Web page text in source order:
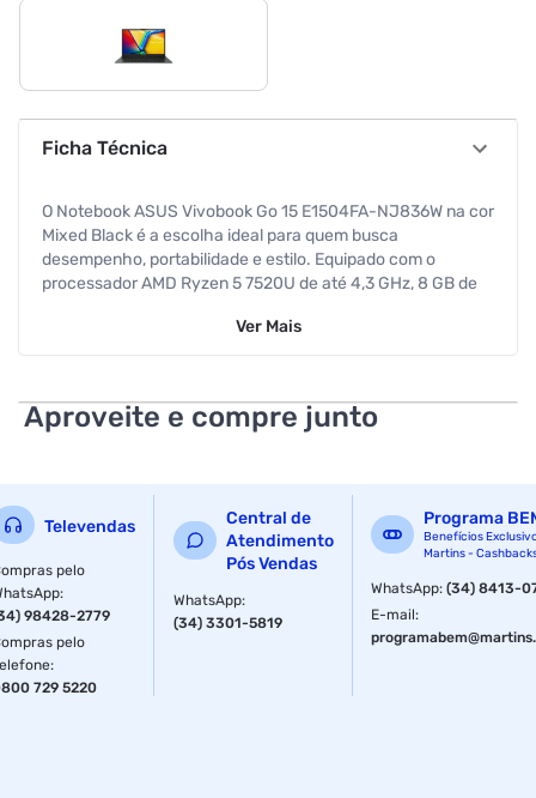
Ficha Técnica
O Notebook ASUS Vivobook Go 15 E1504FA-NJ836W na cor
Mixed Black é a escolha ideal para quem busca
desempenho, portabilidade e estilo. Equipado com o
processador AMD Ryzen 5 7520U de até 4,3 GHz, 8 GB de
para multitarefas e armazenamento rápido. Sua tela de
privacidade na webcam garantem praticidade e segurança.
Com design robusto, testado conforme o padrão militar
trabalho remoto.
Características:
Marca: Asus
Modelo: 90NB0ZR2-M01CK0
Ver Mais
Aproveite e compre junto
Televendas
pelo
:
98428-2779
pelo
:
729 5220
Central de
Atendimento
Pós Vendas
WhatsApp:
(34) 3301-5819
Programa
Benefícios
Martins -
WhatsApp:(34) 8413-
E-mail: